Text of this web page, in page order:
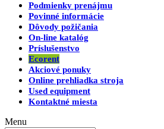
Podmienky prenájmu
Povinné informácie
Dôvody požičania
On-line katalóg
Príslušenstvo
Ecorent
Akciové ponuky
Online prehliadka stroja
Used equipment
Kontaktné miesta
Menu